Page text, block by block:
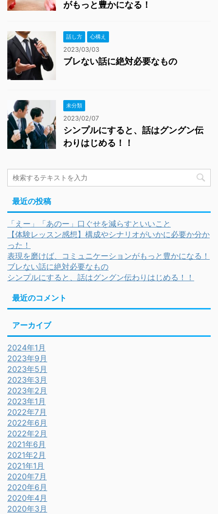
がもっと豊かになる！
話し方 心構え
2023/03/03
ブレない話に絶対必要なもの
未分類
2023/02/07
シンプルにすると、話はグングン伝
わりはじめる！！
最近の投稿
「えー」「あのー」口ぐせを減らすといいこと
【体験レッスン感想】構成やシナリオがいかに必要か分か
った！
表現を磨けば、コミュニケーションがもっと豊かになる！
ブレない話に絶対必要なもの
シンプルにすると、話はグングン伝わりはじめる！！
最近のコメント
アーカイブ
2024年1月
2023年9月
2023年5月
2023年3月
2023年2月
2023年1月
2022年7月
2022年6月
2022年2月
2021年6月
2021年2月
2021年1月
2020年7月
2020年6月
2020年4月
2020年3月